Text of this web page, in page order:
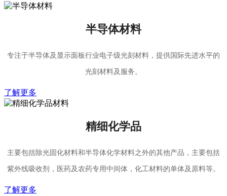
半导体材料
专注于半导体及显示面板行业电子级光刻材料，提供国际先进水平的
光刻材料及服务。
了解更多
精细化学品
主要包括除光固化材料和半导体化学材料之外的其他产品，主要包括
紫外线吸收剂，医药及农药专用中间体，化工材料的单体及原料等。
了解更多